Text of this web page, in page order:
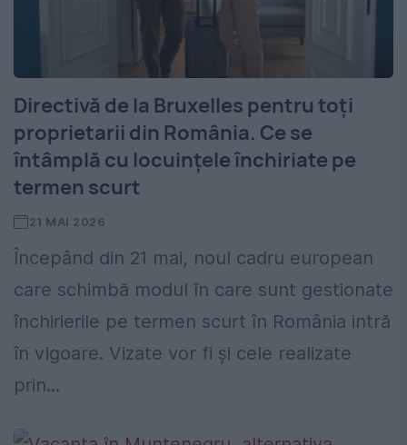
Directivă de la Bruxelles pentru toți
proprietarii din România. Ce se
întâmplă cu locuințele închiriate pe
termen scurt
21 MAI 2026
Începând din 21 mai, noul cadru european
care schimbă modul în care sunt gestionate
închirierile pe termen scurt în România intră
în vigoare. Vizate vor fi și cele realizate
prin...